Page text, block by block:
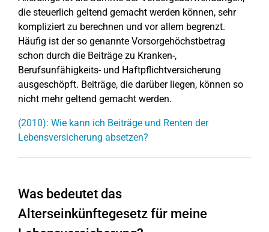
die steuerlich geltend gemacht werden können, sehr
kompliziert zu berechnen und vor allem begrenzt.
Häufig ist der so genannte Vorsorgehöchstbetrag
schon durch die Beiträge zu Kranken-,
Berufsunfähigkeits- und Haftpflichtversicherung
ausgeschöpft. Beiträge, die darüber liegen, können so
nicht mehr geltend gemacht werden.
(2010): Wie kann ich Beiträge und Renten der
Lebensversicherung absetzen?
Was bedeutet das
Alterseinkünftegesetz für meine